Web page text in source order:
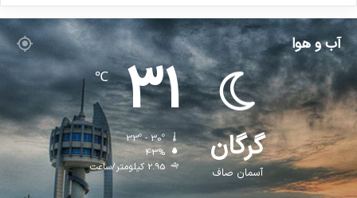
آب و هوا
گرگان
آسمان صاف
31
℃
33º - 30º
43%
2.95 کیلومتر/ساعت